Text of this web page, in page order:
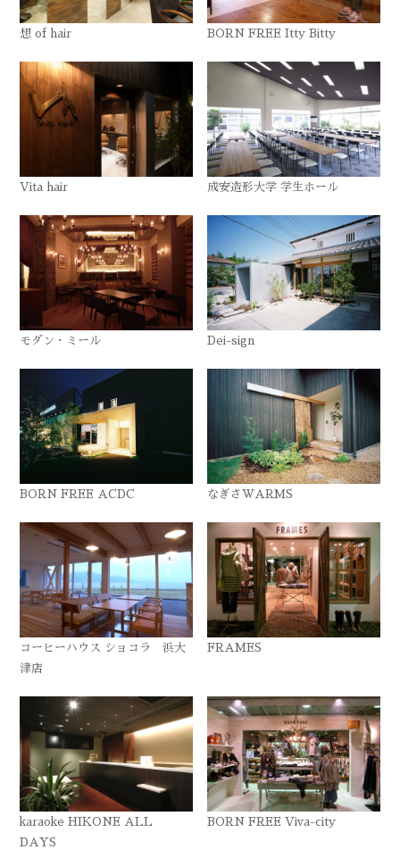
想 of hair BORN FREE Itty Bitty
Vita hair 成安造形大学 学生ホール
モダン・ミール Dei-sign
BORN FREE ACDC なぎさWARMS
コーヒーハウス ショコラ 浜大
津店
FRAMES
karaoke HIKONE ALL
DAYS
BORN FREE Viva-city